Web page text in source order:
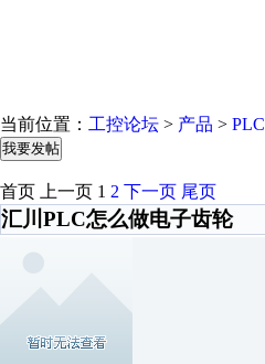
当前位置： 工控论坛 > 产品 > PLC
我要发帖
首页 上一页 1 2 下一页 尾页
汇川PLC怎么做电子齿轮